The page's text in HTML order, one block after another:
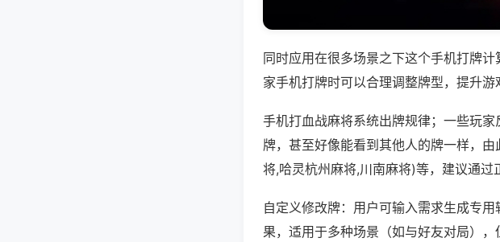
同时应用在很多场景之下这个手机打牌
家手机打牌时可以合理调整牌型，提升游
手机打血战麻将系统出牌规律；一些玩
牌，甚至好像能看到其他人的牌一样，
将,哈灵杭州麻将,川南麻将)等，建议通过
自定义修改牌：用户可输入需求生成专
果，适用于多种场景（如与好友对局），